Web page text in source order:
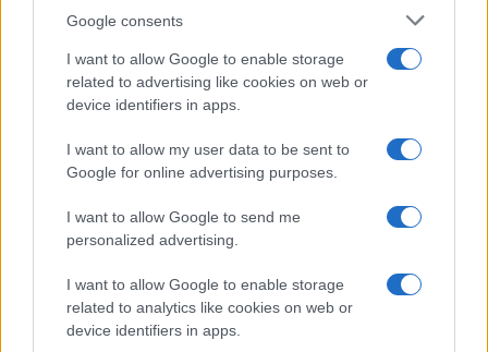
Google consents
I want to allow Google to enable storage
related to advertising like cookies on web or
device identifiers in apps.
I want to allow my user data to be sent to
Google for online advertising purposes.
I want to allow Google to send me
personalized advertising.
I want to allow Google to enable storage
related to analytics like cookies on web or
device identifiers in apps.
Mario Malu
Paolo Pinna
Martina Agostina Diturco
I nostri cari